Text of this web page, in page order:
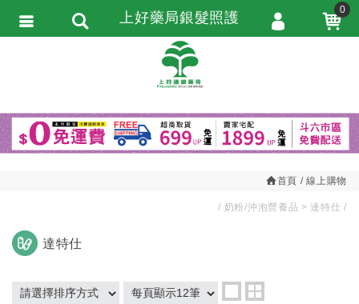
首頁 線上購物
奶粉/沖泡營養品 達特仕
達特仕
上好藥局銀髮照護 0
會員登入
會員註冊
忘記密碼
訂單查詢
繁體中文